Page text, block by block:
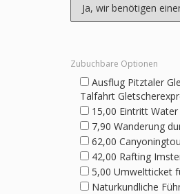
Zubuchbare Optionen
Ausflug Pitztaler
Talfahrt
15,00 Eintritt
7,90 Wanderung
62,00
42,00 Rafting
5,00 Umweltticket
Naturkundliche